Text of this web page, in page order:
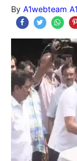
By A1webteam